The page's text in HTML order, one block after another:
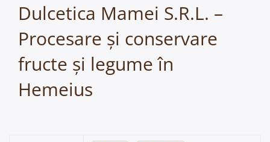
Dulcetica Mamei S.R.L. –
Procesare și conservare
fructe și legume în
Hemeius